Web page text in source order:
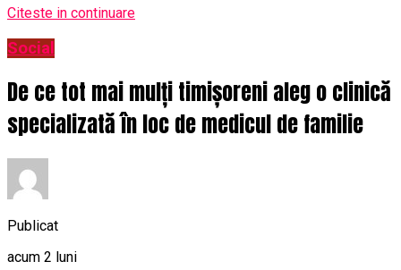
Citeste in continuare
Social
De ce tot mai mulți timișoreni aleg o clinică
specializată în loc de medicul de familie
Publicat
acum 2 luni